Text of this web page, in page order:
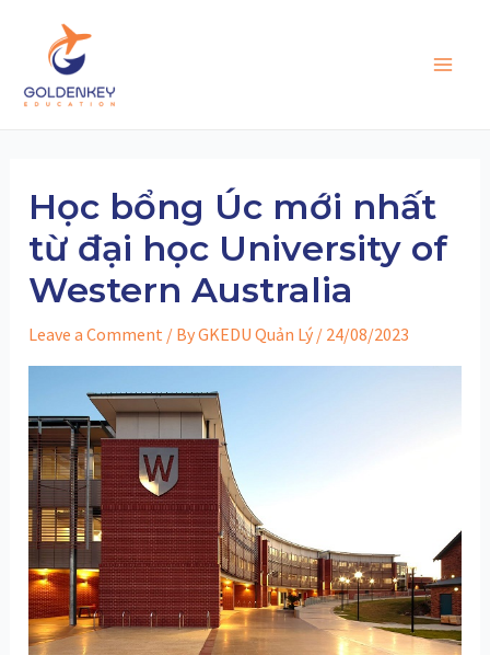
content
Học bổng Úc mới nhất
từ đại học University of
Western Australia
Leave a Comment / ByGKEDU Quản Lý / 24/08/2023